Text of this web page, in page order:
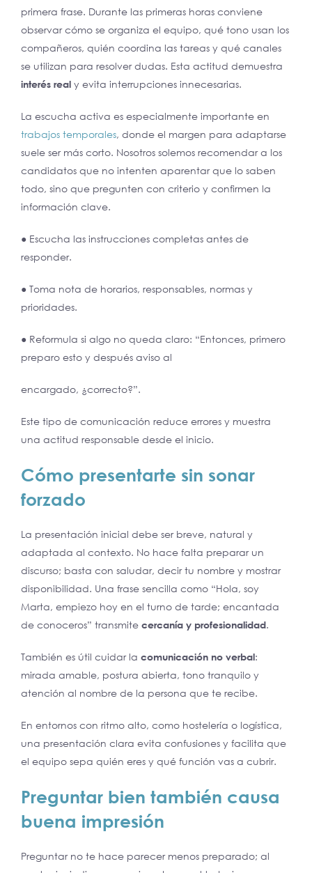
primera frase. Durante las primeras horas conviene
observar cómo se organiza el equipo, qué tono usan los
compañeros, quién coordina las tareas y qué canales
se utilizan para resolver dudas. Esta actitud demuestra
interés real y evita interrupciones innecesarias.
La escucha activa es especialmente importante en
trabajos temporales, donde el margen para adaptarse
suele ser más corto. Nosotros solemos recomendar a los
candidatos que no intenten aparentar que lo saben
todo, sino que pregunten con criterio y confirmen la
información clave.
● Escucha las instrucciones completas antes de
responder.
● Toma nota de horarios, responsables, normas y
prioridades.
● Reformula si algo no queda claro: “Entonces, primero
preparo esto y después aviso al
encargado, ¿correcto?”.
Este tipo de comunicación reduce errores y muestra
una actitud responsable desde el inicio.
Cómo presentarte sin sonar
forzado
La presentación inicial debe ser breve, natural y
adaptada al contexto. No hace falta preparar un
discurso; basta con saludar, decir tu nombre y mostrar
disponibilidad. Una frase sencilla como “Hola, soy
Marta, empiezo hoy en el turno de tarde; encantada
de conoceros” transmite cercanía y profesionalidad.
También es útil cuidar la comunicación no verbal:
mirada amable, postura abierta, tono tranquilo y
atención al nombre de la persona que te recibe.
En entornos con ritmo alto, como hostelería o logística,
una presentación clara evita confusiones y facilita que
el equipo sepa quién eres y qué función vas a cubrir.
Preguntar bien también causa
buena impresión
Preguntar no te hace parecer menos preparado; al